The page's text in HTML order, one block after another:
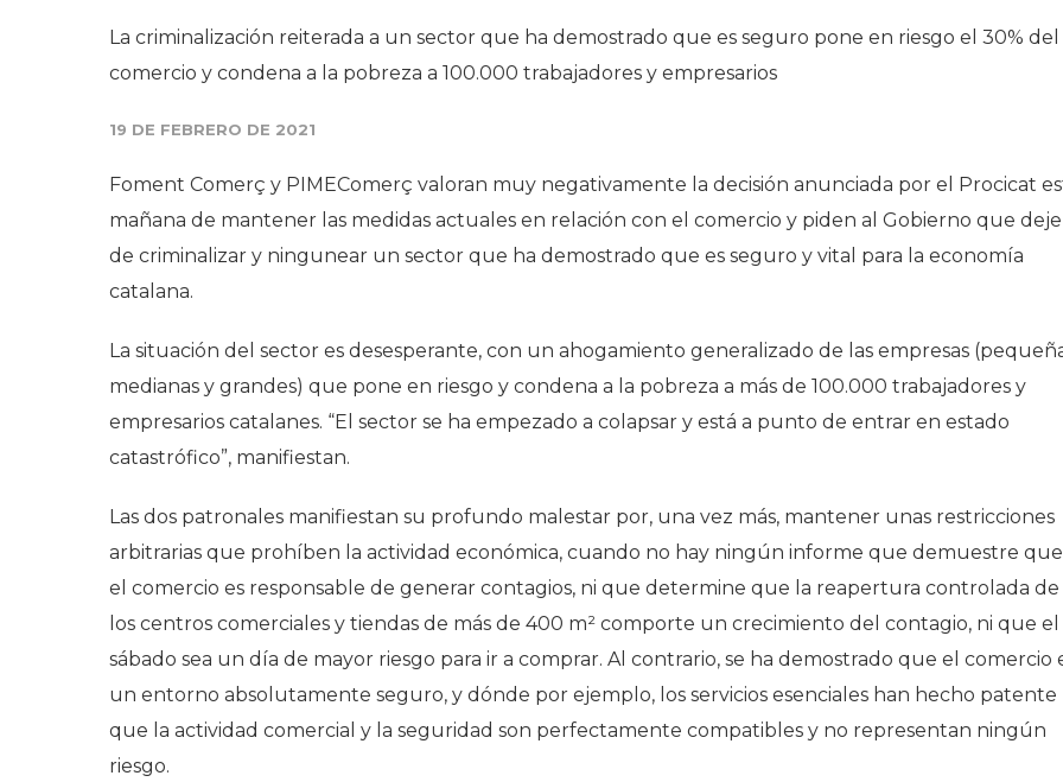
La criminalización reiterada a un sector que ha demostrado que es seguro pone en riesgo el 30% del
comercio y condena a la pobreza a 100.000 trabajadores y empresarios
19 DE FEBRERO DE 2021
Foment Comerç y PIMEComerç valoran muy negativamente la decisión anunciada por el Procicat
mañana de mantener las medidas actuales en relación con el comercio y piden al Gobierno que deje
de criminalizar y ningunear un sector que ha demostrado que es seguro y vital para la economía
catalana.
La situación del sector es desesperante, con un ahogamiento generalizado de las empresas
medianas y grandes) que pone en riesgo y condena a la pobreza a más de 100.000 trabajadores y
empresarios catalanes. “El sector se ha empezado a colapsar y está a punto de entrar en estado
catastrófico”, manifiestan.
Las dos patronales manifiestan su profundo malestar por, una vez más, mantener unas restricciones
arbitrarias que prohíben la actividad económica, cuando no hay ningún informe que demuestre que
el comercio es responsable de generar contagios, ni que determine que la reapertura controlada de
los centros comerciales y tiendas de más de 400 m² comporte un crecimiento del contagio, ni que el
sábado sea un día de mayor riesgo para ir a comprar. Al contrario, se ha demostrado que el comercio
un entorno absolutamente seguro, y dónde por ejemplo, los servicios esenciales han hecho patente
que la actividad comercial y la seguridad son perfectamente compatibles y no representan ningún
riesgo.